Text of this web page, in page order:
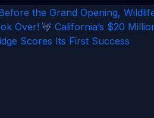
CONTINUE READING →